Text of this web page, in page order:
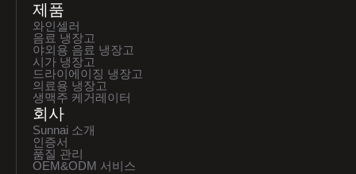
제품
와인셀러
음료 냉장고
야외용 음료 냉장고
시가 냉장고
드라이에이징 냉장고
의료용 냉장고
생맥주 케거레이터
회사
Sunnai 소개
인증서
품질 관리
OEM&ODM 서비스